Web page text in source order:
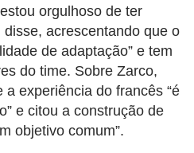
orgulhoso de ter
disse, acrescentando que o
de adaptação” e tem
do time. Sobre Zarco,
experiência do francês “é
e citou a construção de
objetivo comum”.